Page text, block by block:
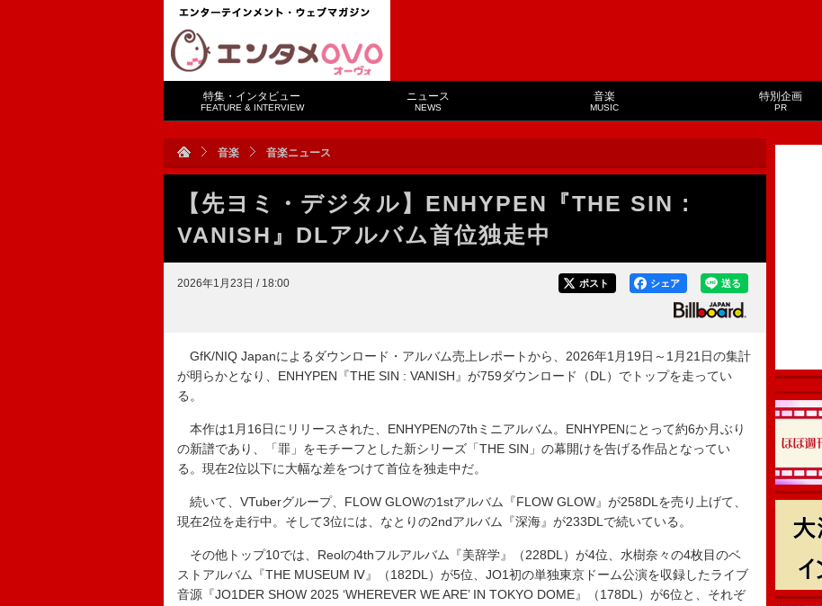
特集・インタビュー
FEATURE & INTERVIEW
ニュース
NEWS
音楽
MUSIC
特別企画
PR
音楽 音楽ニュース
【先ヨミ・デジタル】ENHYPEN『THE SIN :
VANISH』DLアルバム首位独走中
2026年1月23日 / 18:00 送る
シェア
ポスト
GfK/NIQ Japanによるダウンロード・アルバム売上レポートから、2026年1月19日～1月21日の集計
が明らかとなり、ENHYPEN『THE SIN : VANISH』が759ダウンロード（DL）でトップを走ってい
る。
本作は1月16日にリリースされた、ENHYPENの7thミニアルバム。ENHYPENにとって約6か月ぶり
の新譜であり、「罪」をモチーフとした新シリーズ「THE SIN」の幕開けを告げる作品となってい
る。現在2位以下に大幅な差をつけて首位を独走中だ。
続いて、VTuberグループ、FLOW GLOWの1stアルバム『FLOW GLOW』が258DLを売り上げて、
現在2位を走行中。そして3位には、なとりの2ndアルバム『深海』が233DLで続いている。
その他トップ10では、Reolの4thフルアルバム『美辞学』（228DL）が4位、水樹奈々の4枚目のベ
ストアルバム『THE MUSEUM Ⅳ』（182DL）が5位、JO1初の単独東京ドーム公演を収録したライブ
音源『JO1DER SHOW 2025 ‘WHEREVER WE ARE’ IN TOKYO DOME』（178DL）が6位と、それぞ